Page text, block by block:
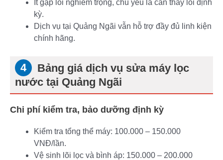
Ít gặp lỗi nghiêm trọng, chủ yếu là cần thay lõi định
kỳ.
Dịch vụ tại Quảng Ngãi vẫn hỗ trợ đầy đủ linh kiện
chính hãng.
Bảng giá dịch vụ sửa máy lọc
nước tại Quảng Ngãi
Chi phí kiểm tra, bảo dưỡng định kỳ
Kiểm tra tổng thể máy: 100.000 – 150.000
VNĐ/lần.
Vệ sinh lõi lọc và bình áp: 150.000 – 200.000